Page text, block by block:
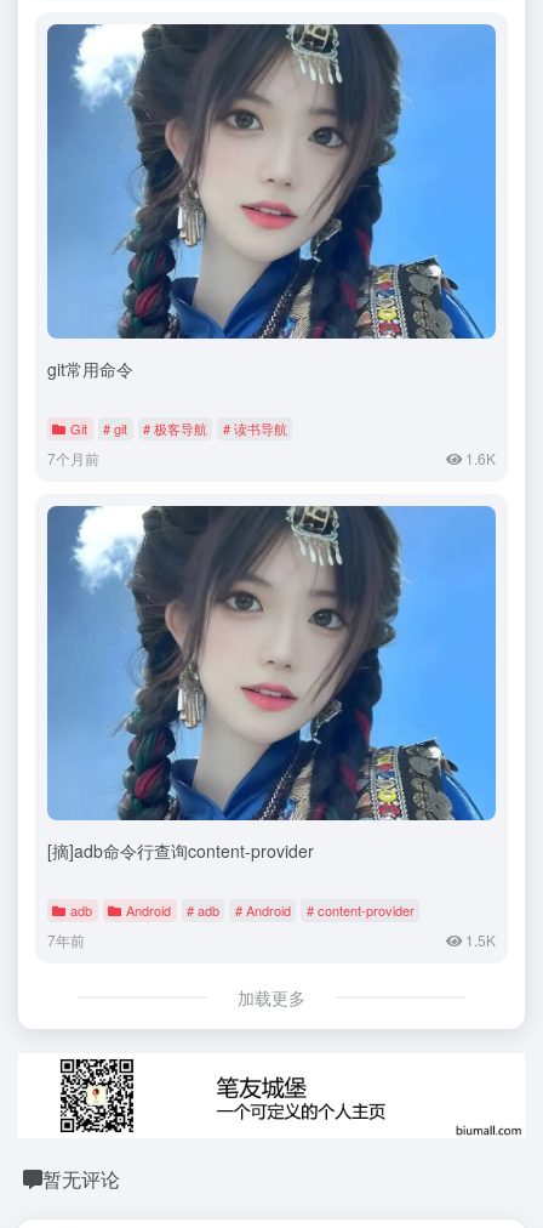
git常用命令
Git # git # 极客导航 # 读书导航
7个月前 1.6K
[摘]adb命令行查询content-provider
adb Android # adb # Android # content-provider
7年前 1.5K
加载更多
暂无评论